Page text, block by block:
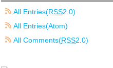
All Entries(RSS2.0)
All Entries(Atom)
All Comments(RSS2.0)